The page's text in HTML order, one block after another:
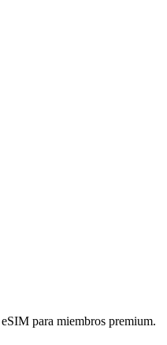
para miembros premium.